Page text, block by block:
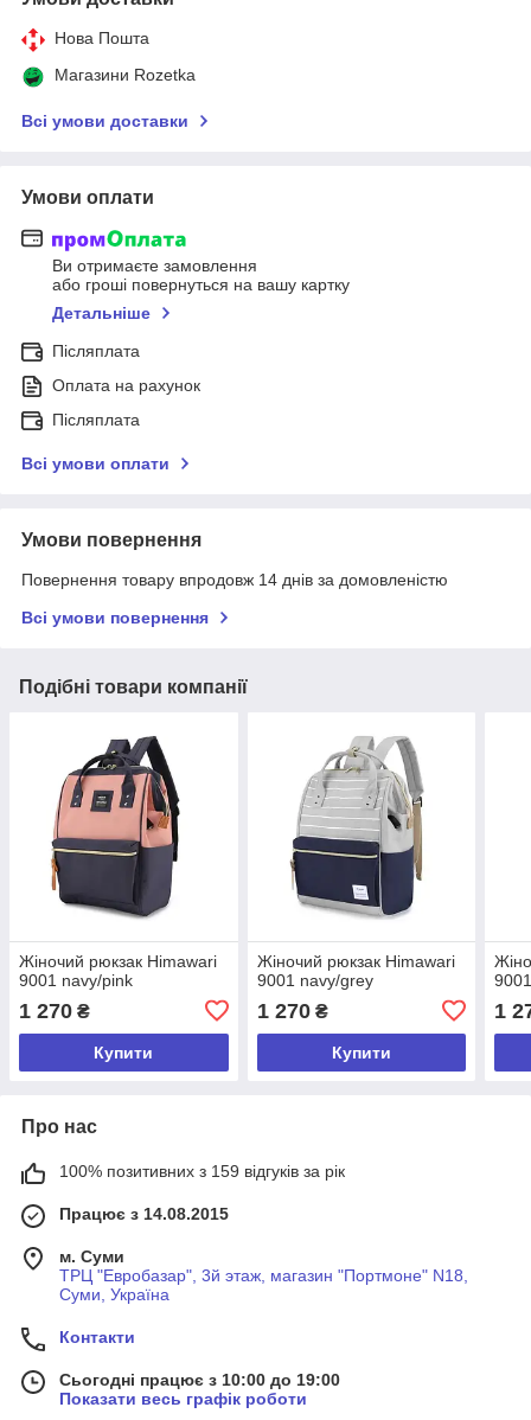
Нова Пошта
Магазини Rozetka
Всі умови доставки
Умови оплати
Ви отримаєте замовлення
або гроші повернуться на вашу картку
Детальніше
Післяплата
Оплата на рахунок
Післяплата
Всі умови оплати
Умови повернення
Повернення товару впродовж 14 днів за домовленістю
Всі умови повернення
Подібні товари компанії
Жіночий рюкзак Himawari
9001 navy/pink
1 270 ₴
Купити
Жіночий рюкзак Himawari
9001 navy/grey
1 270₴
Купити
1
Про нас
100% позитивних з 159 відгуків за рік
Працює з 14.08.2015
м. Суми
ТРЦ "Евробазар", 3й этаж, магазин "Портмоне" N18,
Суми, Україна
Контакти
Сьогодні працює з 10:00 до 19:00
Показати весь графік роботи